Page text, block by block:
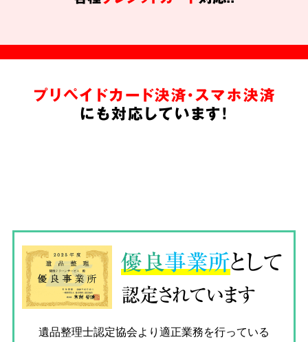
プリペイドカード決済・スマホ決済
にも対応しています!
優良事業所として
認定されています
遺品整理士認定協会より適正業務を行っている